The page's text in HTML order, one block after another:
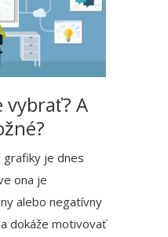
vybrať? A
grafiky je dnes
ona je
alebo negatívny
dokáže motivovať